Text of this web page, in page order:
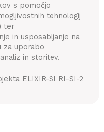
s pomočjo
tehnologij
ter
in usposabljanje na
za uporabo
in storitev.
ELIXIR-SI RI-SI-2